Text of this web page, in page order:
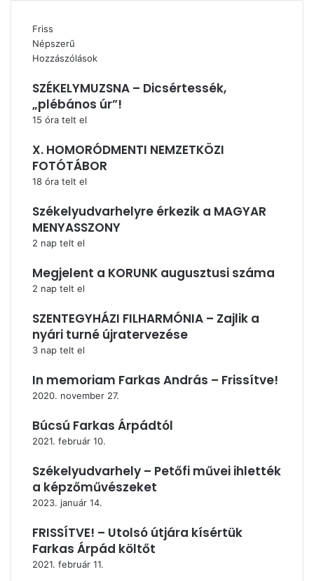
Friss
Népszerű
Hozzászólások
SZÉKELYMUZSNA – Dicsértessék,
„plébános úr”!
15 óra telt el
X. HOMORÓDMENTI NEMZETKÖZI
FOTÓTÁBOR
18 óra telt el
Székelyudvarhelyre érkezik a MAGYAR
MENYASSZONY
2 nap telt el
Megjelent a KORUNK augusztusi száma
2 nap telt el
SZENTEGYHÁZI FILHARMÓNIA – Zajlik a
nyári turné újratervezése
3 nap telt el
In memoriam Farkas András – Frissítve!
2020. november 27.
Búcsú Farkas Árpádtól
2021. február 10.
Székelyudvarhely – Petőfi művei ihlették
a képzőművészeket
2023. január 14.
FRISSÍTVE! – Utolsó útjára kísértük
Farkas Árpád költőt
2021. február 11.